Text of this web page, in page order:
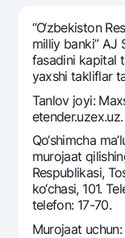
Hamma uchun
Talab qilib
Oltin omonat
NBU’dan oltin
Kumush
UzCard/HUMO
Visa
Visa FIFA
Mastercard
Ish haqi
Garmin pay
Eskrou
Tariflar
Aksiyalar
Milliy mobil
Ko'p
Sayt
“O‘zbekiston
milliy banki” AJ
fasadini kapital
yaxshi takliflar
Tanlov joyi:
etender.uzex.uz.
Qo‘shimcha
murojaat
Respublikasi,
ko‘chasi, 101.
telefon: 17-70.
Murojaat